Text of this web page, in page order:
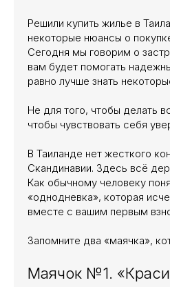
Решили купить жилье в
некоторые нюансы о
Сегодня мы говорим о
вам будет помогать
равно лучше знать
Не для того, чтобы делать
чтобы чувствовать себя
В Таиланде нет жесткого
Скандинавии. Здесь всё
Как обычному человеку
«однодневка», которая
вместе с вашим первым
Запомните два «маячка»,
Маячок №1.